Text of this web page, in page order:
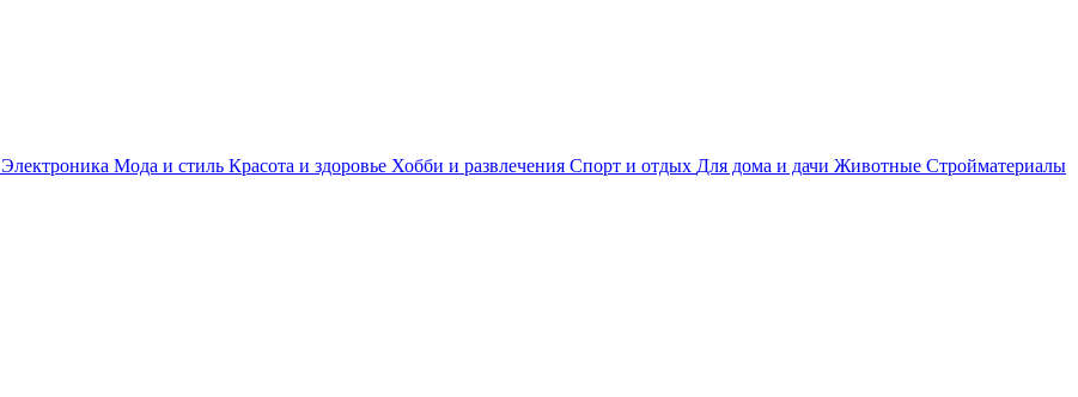
Электроника Мода и стиль Красота и здоровье Хобби и развлечения Спорт и отдых Для дома и дачи Животные Стройматериалы